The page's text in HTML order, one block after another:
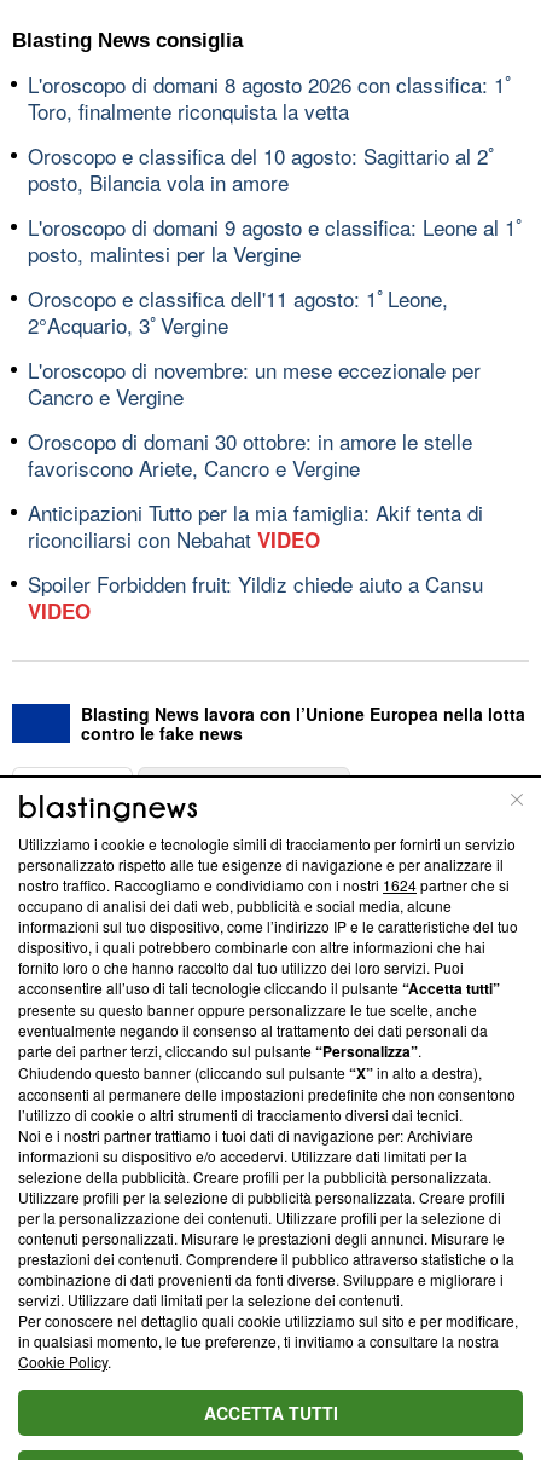
Blasting News consiglia
L'oroscopo di domani 8 agosto 2026 con classifica: 1ﾟ
Toro, finalmente riconquista la vetta
Oroscopo e classifica del 10 agosto: Sagittario al 2ﾟ
posto, Bilancia vola in amore
L'oroscopo di domani 9 agosto e classifica: Leone al 1ﾟ
posto, malintesi per la Vergine
Oroscopo e classifica dell'11 agosto: 1ﾟLeone,
2°Acquario, 3ﾟVergine
L'oroscopo di novembre: un mese eccezionale per
Cancro e Vergine
Oroscopo di domani 30 ottobre: in amore le stelle
favoriscono Ariete, Cancro e Vergine
Anticipazioni Tutto per la mia famiglia: Akif tenta di
riconciliarsi con Nebahat VIDEO
Spoiler Forbidden fruit: Yildiz chiede aiuto a Cansu
VIDEO
Blasting News lavora con l’Unione Europea nella lotta
contro le fake news
ABOUT
Questa sezione offre informazioni trasparenti su Blasting
News, sui nostri processi editoriali e su come ci impegniamo a
creare news di qualità. Inoltre, afferma la nostra aderenza a
‘Trust Project - News with Integrity’Blasting News non è
ancora membro del programma, ma ha richiesto di farne
parte; Trust Project non ha ancora effettuato una verifica di
conformità agli standard.
Su di noi
Team editoriale
Corporate
Redazione
Informativa Privacy
Cookie Policy
Blasting SA, IDI CHE-247.845.224, Via Carlo Frasca, 3 - 6900
Lugano (Svizzera) Tel:+39 0690258937
© 2026 Blasting News
Utilizziamo i cookie e tecnologie simili di tracciamento per fornirti un servizio
personalizzato rispetto alle tue esigenze di navigazione e per analizzare il
nostro traffico. Raccogliamo e condividiamo con i nostri 1624partner che si
occupano di analisi dei dati web, pubblicità e social media, alcune
informazioni sul tuo dispositivo, come l’indirizzo IP e le caratteristiche del tuo
dispositivo, i quali potrebbero combinarle con altre informazioni che hai
fornito loro o che hanno raccolto dal tuo utilizzo dei loro servizi. Puoi
acconsentire all’uso di tali tecnologie cliccando il pulsante“Accetta tutti”
presente su questo banner oppure personalizzare le tue scelte, anche
eventualmente negando il consenso al trattamento dei dati personali da
parte dei partner terzi, cliccando sul pulsante“Personalizza”.
Chiudendo questo banner (cliccando sul pulsante“X”in alto a destra),
acconsenti al permanere delle impostazioni predefinite che non consentono
l’utilizzo di cookie o altri strumenti di tracciamento diversi dai tecnici.
Noi e i nostri partner trattiamo i tuoi dati di navigazione per: Archiviare
informazioni su dispositivo e/o accedervi. Utilizzare dati limitati per la
selezione della pubblicità. Creare profili per la pubblicità personalizzata.
Utilizzare profili per la selezione di pubblicità personalizzata. Creare profili
per la personalizzazione dei contenuti. Utilizzare profili per la selezione di
contenuti personalizzati. Misurare le prestazioni degli annunci. Misurare le
prestazioni dei contenuti. Comprendere il pubblico attraverso statistiche o la
combinazione di dati provenienti da fonti diverse. Sviluppare e migliorare i
servizi. Utilizzare dati limitati per la selezione dei contenuti.
Per conoscere nel dettaglio quali cookie utilizziamo sul sito e per modificare,
in qualsiasi momento, le tue preferenze, ti invitiamo a consultare la nostra
Cookie Policy.
ACCETTA TUTTI